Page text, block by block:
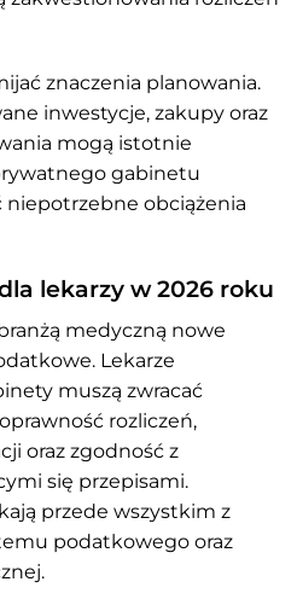
znaczenia planowania.
inwestycje, zakupy oraz
mogą istotnie
gabinetu
niepotrzebne obciążenia
lekarzy w 2026 roku
medyczną nowe
Lekarze
muszą zwracać
rozliczeń,
oraz zgodność z
się przepisami.
przede wszystkim z
podatkowego oraz